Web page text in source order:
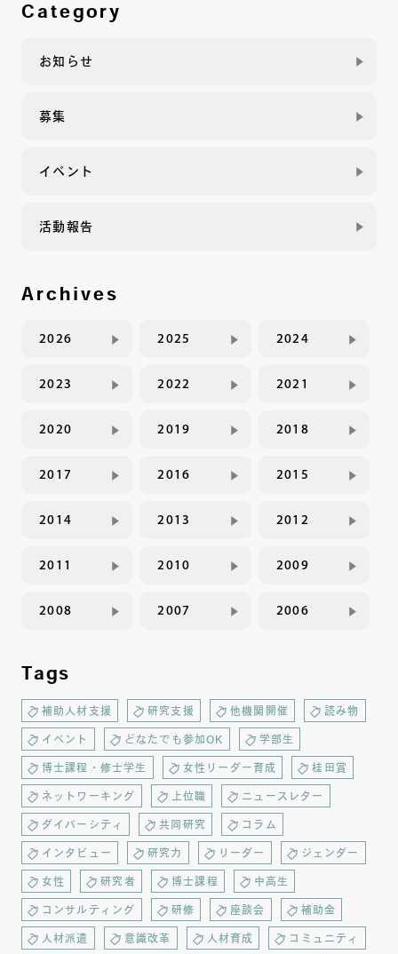
Category
お知らせ
募集
イベント
活動報告
Archives
2026 2025 2024
2023 2022 2021
2020 2019 2018
2017 2016 2015
2014 2013 2012
2011 2010 2009
2008 2007 2006
Tags
補助人材支援 研究支援 他機関開催 読み物
イベント どなたでも参加OK 学部生
博士課程・修士学生 女性リーダー育成 桂田賞
ネットワーキング 上位職 ニュースレター
ダイバーシティ 共同研究 コラム
インタビュー 研究力 リーダー ジェンダー
女性 研究者 博士課程 中高生
コンサルティング 研修 座談会 補助金
人材派遣 意識改革 人材育成 コミュニティ